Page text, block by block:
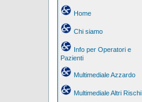
Home
Chi siamo
Info per Operatori e
Pazienti
Multimediale Azzardo
Multimediale Altri Rischi